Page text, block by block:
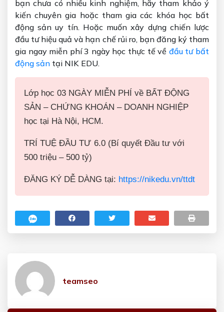
bạn chưa có nhiều kinh nghiệm, hãy tham khảo ý
kiến chuyên gia hoặc tham gia các khóa học bất
động sản uy tín. Hoặc muốn xây dựng chiến lược
đầu tư hiệu quả và hạn chế rủi ro, bạn đăng ký tham
gia ngay miễn phí 3 ngày học thực tế về đầu tư bất
động sản tại NIK EDU.
Lớp học 03 NGÀY MIỄN PHÍ về BẤT ĐỘNG
SẢN – CHỨNG KHOÁN – DOANH NGHIỆP
học tại Hà Nội, HCM.
TRÍ TUỆ ĐẦU TƯ 6.0 (Bí quyết Đầu tư với
500 triệu – 500 tỷ)
ĐĂNG KÝ DỄ DÀNG tại: https://nikedu.vn/ttdt
teamseo